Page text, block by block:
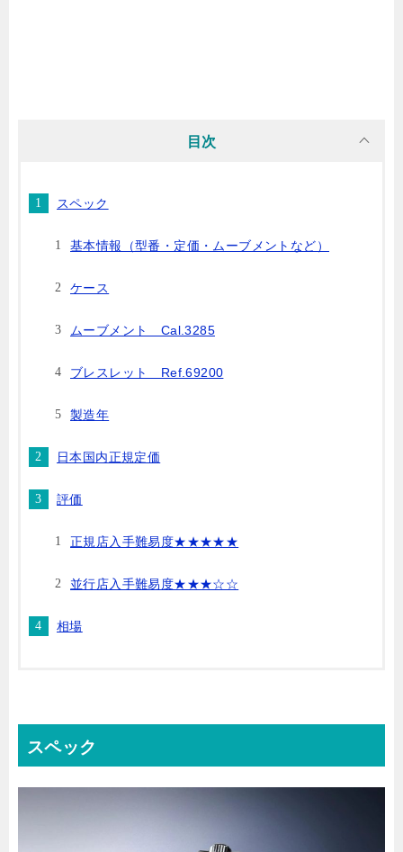
目次
スペック
基本情報（型番・定価・ムーブメントなど）
ケース
ムーブメント Cal.3285
ブレスレット Ref.69200
製造年
日本国内正規定価
評価
正規店入手難易度★★★★★
並行店入手難易度★★★☆☆
相場
スペック